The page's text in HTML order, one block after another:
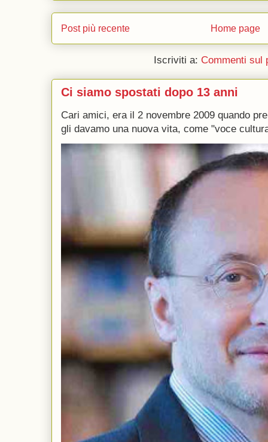
Post più recente Home page
Iscriviti a: Commenti sul
Ci siamo spostati dopo 13 anni
Cari amici, era il 2 novembre 2009 quando
gli davamo una nuova vita, come "voce